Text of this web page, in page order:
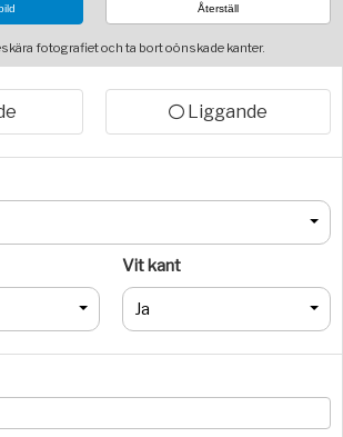
Återställ
fotografiet och ta bort oönskade kanter.
Liggande
Vit kant
Ja